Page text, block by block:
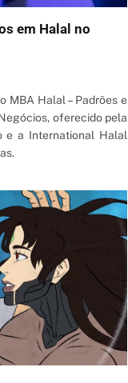
em Halal no
MBA Halal – Padrões e
oferecido pela
e a International Halal